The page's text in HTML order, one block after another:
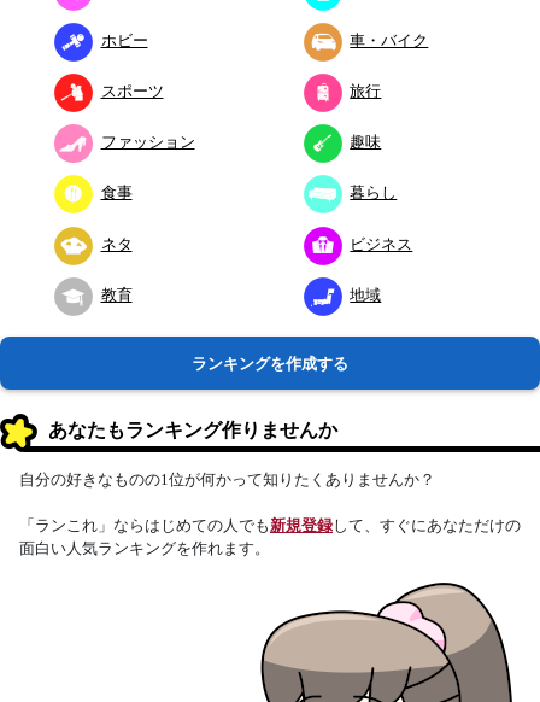
ホビー 車・バイク
スポーツ 旅行
ファッション 趣味
食事 暮らし
ネタ ビジネス
教育 地域
ランキングを作成する
あなたもランキング作りませんか
自分の好きなものの1位が何かって知りたくありませんか？
「ランこれ」ならはじめての人でも新規登録して、すぐにあなただけの
面白い人気ランキングを作れます。